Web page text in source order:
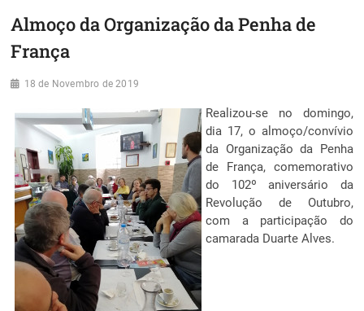
Almoço da Organização da Penha de
França
18 de Novembro de 2019
Realizou-se no domingo,
dia 17, o almoço/convívio
da Organização da Penha
de França, comemorativo
do 102º aniversário da
Revolução de Outubro,
com a participação do
camarada Duarte Alves.